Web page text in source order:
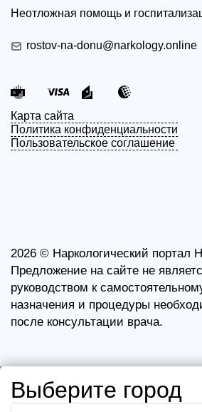
Неотложная помощь и
rostov-na-donu@narkology.online
Карта сайта
Политика конфиденциальности
Пользовательское соглашение
2026 © Наркологический портал
Предложение на сайте не
руководством к
назначения и процедуры
после консультации врача.
Выберите город